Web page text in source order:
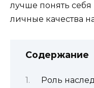
лучше понять себя
личные качества
Содержание
Роль